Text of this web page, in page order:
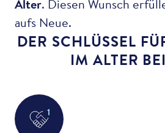
Alter. Diesen Wunsch
aufs Neue.
DER SCHLÜSSEL
IM ALTER
1